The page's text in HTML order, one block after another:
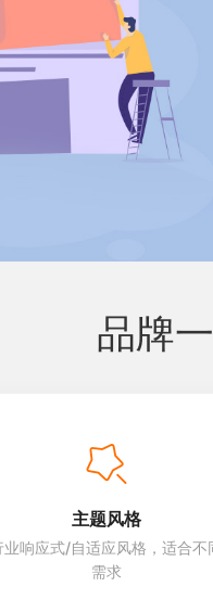
品牌
主题风格
业响应式/自适应风格，适合不
需求